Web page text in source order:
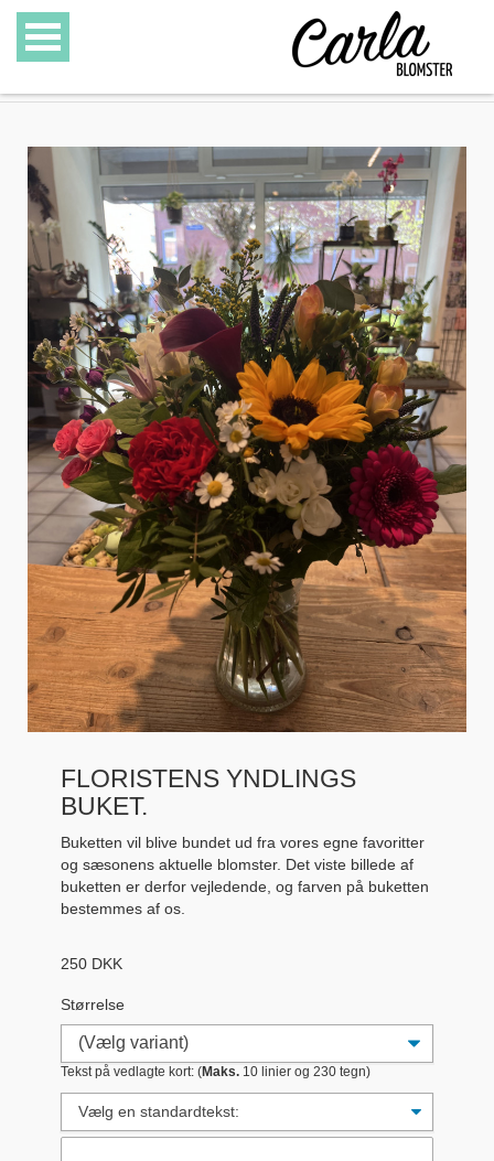
SPECIALITETER
GAVEKURVE
GAVEKORT
GALLERI
OM CARLA BLOMSTER
FLORISTENS YNDLINGS
BUKET.
Buketten vil blive bundet ud fra vores egne favoritter
og sæsonens aktuelle blomster. Det viste billede af
buketten er derfor vejledende, og farven på buketten
bestemmes af os.
250 DKK
Størrelse
Tekst på vedlagte kort: (Maks. 10 linier og 230 tegn)